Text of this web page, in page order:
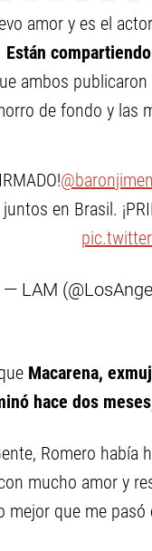
amor y es el
Están
ambos
de fondo y las
en Brasil.
— LAM
Macarena,
hace dos
Romero
mucho amor y
que me pasó